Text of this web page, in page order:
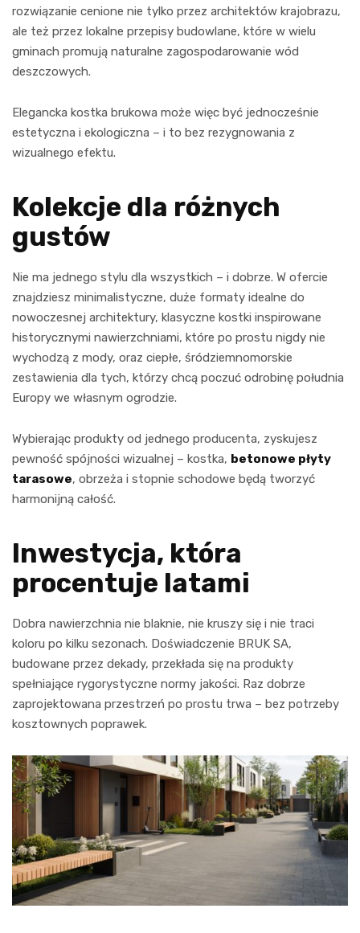
rozwiązanie cenione nie tylko przez architektów krajobrazu,
ale też przez lokalne przepisy budowlane, które w wielu
gminach promują naturalne zagospodarowanie wód
deszczowych.
Elegancka kostka brukowa może więc być jednocześnie
estetyczna i ekologiczna – i to bez rezygnowania z
wizualnego efektu.
Kolekcje dla różnych
gustów
Nie ma jednego stylu dla wszystkich – i dobrze. W ofercie
znajdziesz minimalistyczne, duże formaty idealne do
nowoczesnej architektury, klasyczne kostki inspirowane
historycznymi nawierzchniami, które po prostu nigdy nie
wychodzą z mody, oraz ciepłe, śródziemnomorskie
zestawienia dla tych, którzy chcą poczuć odrobinę południa
Europy we własnym ogrodzie.
Wybierając produkty od jednego producenta, zyskujesz
pewność spójności wizualnej – kostka, betonowe płyty
tarasowe, obrzeża i stopnie schodowe będą tworzyć
harmonijną całość.
Inwestycja, która
procentuje latami
Dobra nawierzchnia nie blaknie, nie kruszy się i nie traci
koloru po kilku sezonach. Doświadczenie BRUK SA,
budowane przez dekady, przekłada się na produkty
spełniające rygorystyczne normy jakości. Raz dobrze
zaprojektowana przestrzeń po prostu trwa – bez potrzeby
kosztownych poprawek.